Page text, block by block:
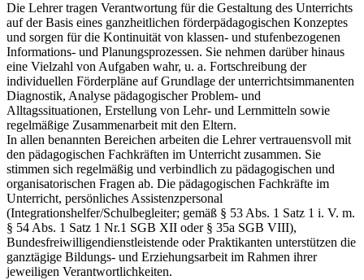
Die Lehrer tragen Verantwortung für die Gestaltung des Unterrichts
auf der Basis eines ganzheitlichen förderpädagogischen Konzeptes
und sorgen für die Kontinuität von klassen- und stufenbezogenen
Informations- und Planungsprozessen. Sie nehmen darüber hinaus
eine Vielzahl von Aufgaben wahr, u. a. Fortschreibung der
individuellen Förderpläne auf Grundlage der unterrichtsimmanenten
Diagnostik, Analyse pädagogischer Problem- und
Alltagssituationen, Erstellung von Lehr- und Lernmitteln sowie
regelmäßige Zusammenarbeit mit den Eltern.
In allen benannten Bereichen arbeiten die Lehrer vertrauensvoll mit
den pädagogischen Fachkräften im Unterricht zusammen. Sie
stimmen sich regelmäßig und verbindlich zu pädagogischen und
organisatorischen Fragen ab. Die pädagogischen Fachkräfte im
Unterricht, persönliches Assistenzpersonal
(Integrationshelfer/Schulbegleiter; gemäß § 53 Abs. 1 Satz 1 i. V. m.
§ 54 Abs. 1 Satz 1 Nr.1 SGB XII oder § 35a SGB VIII),
Bundesfreiwilligendienstleistende oder Praktikanten unterstützen die
ganztägige Bildungs- und Erziehungsarbeit im Rahmen ihrer
jeweiligen Verantwortlichkeiten.